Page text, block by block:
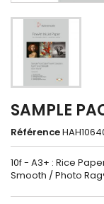
SAMPLE
Référence
10f - A3+ : Rice
Smooth / Photo